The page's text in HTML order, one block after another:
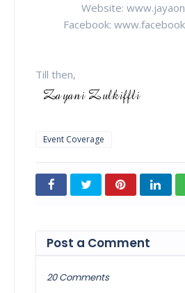
Website:
Facebook:
Till then,
Event Coverage
Post a Comment
20 Comments